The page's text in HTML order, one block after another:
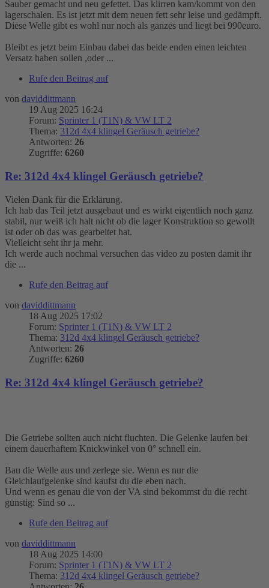
Sauber gemacht und neu gefettet. Das klirren kam/kommt von den
lagerschalen. Es ist jetzt mit dem neuen fett sehr leise und gedämpft.
Diese Welle gibt es wohl nur noch als ganzes und liegt bei 990euro.
Bleibt es jetzt beim Einbau dabei das beide enden einen leichten
Versatz haben sollen ,oder ...
Rufe den Beitrag auf
von daviddittmann
19 Aug 2025 16:24
Forum: Sprinter 1 (T1N) & VW LT 2
Thema: 312d 4x4 klingel Geräusch getriebe?
Antworten: 26
Zugriffe: 6260
Re: 312d 4x4 klingel Geräusch getriebe?
Vielen Dank für die Erklärung.
Ich hab das Teil jetzt ausgebaut und es wirkt eigentlich noch ganz
stabil, nur weiß ich halt nicht ob die lager Konstruktion so gewollt
ist oder ob das was gearbeitet hat.
Vielleicht seht ihr ja mehr.
Ich werde auch nochmal versuchen das video zu posten damit ihr
die ...
Rufe den Beitrag auf
von daviddittmann
18 Aug 2025 17:02
Forum: Sprinter 1 (T1N) & VW LT 2
Thema: 312d 4x4 klingel Geräusch getriebe?
Antworten: 26
Zugriffe: 6260
Re: 312d 4x4 klingel Geräusch getriebe?
Die Getriebe sollten auch nicht fluchten. Die Gelenke laufen bei
einem dauerhaftem Knickwinkel von 0° schnell ein.
Bau die Welle aus und zerlege sie. Wenn es nur die
Gleichlaufgelenke sind kaufst du die eben nach.
Und wenn es genau die von der VA sind bekommst du die recht
günstig: Sind so ...
Rufe den Beitrag auf
von daviddittmann
18 Aug 2025 14:00
Forum: Sprinter 1 (T1N) & VW LT 2
Thema: 312d 4x4 klingel Geräusch getriebe?